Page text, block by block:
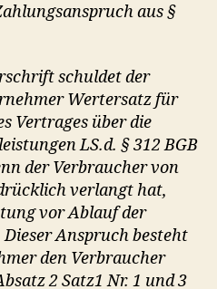
aus §
schuldet der
Wertersatz für
Vertrages über die
LS.d. § 312 BGB
der Verbraucher von
verlangt hat,
vor Ablauf der
Anspruch besteht
den Verbraucher
2 Satz1 Nr. 1 und 3